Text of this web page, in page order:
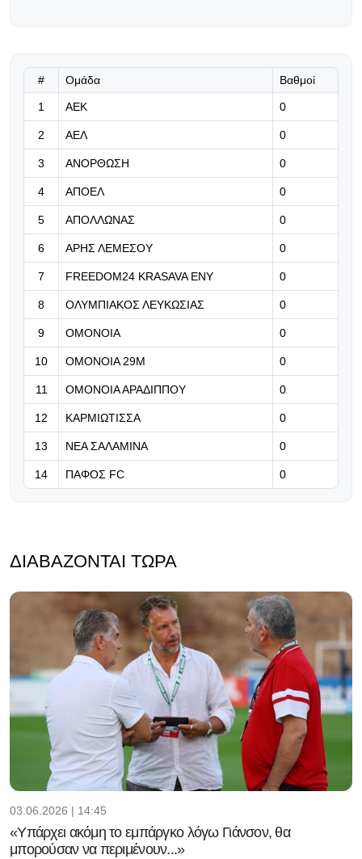
Λιβάι Γκαρσία: “Πείστηκα από το
πρότζεκτ και τις φιλοδοξίες του
Παναθηναϊκού”
06.08.2026 | 08:13
Οι ευχαριστίες της διοίκησης και το
δώρο για τον επαναληπτικό
06.08.2026 | 08:00
Εντυπωσιακή πρεμιέρα για τη
Σάκκαρη στο Τορόντο
06.08.2026 | 00:12
Δημοσίευμα: «Ο Πέρες θα συνεχίσει
στον ΑΠΟΕΛ»
# Ομάδα Βαθμοί
1 ΑΕΚ 0
2 ΑΕΛ 0
3 ΑΝΟΡΘΩΣΗ 0
4 ΑΠΟΕΛ 0
5 ΑΠΟΛΛΩΝΑΣ 0
6 ΑΡΗΣ ΛΕΜΕΣΟΥ 0
7 FREEDOM24 KRASAVA ΕΝΥ 0
8 ΟΛΥΜΠΙΑΚΟΣ ΛΕΥΚΩΣΙΑΣ 0
9 ΟΜΟΝΟΙΑ 0
10 ΟΜΟΝΟΙΑ 29Μ 0
11 ΟΜΟΝΟΙΑ ΑΡΑΔΙΠΠΟΥ 0
12 ΚΑΡΜΙΩΤΙΣΣΑ 0
13 ΝΕΑ ΣΑΛΑΜΙΝΑ 0
14 ΠΑΦΟΣ FC 0
ΔΙΑΒΆΖΟΝΤΑΙ ΤΏΡΑ
03.06.2026 | 14:45
«Υπάρχει ακόμη το εμπάργκο λόγω Γιάνσον, θα
μπορούσαν να περιμένουν...»